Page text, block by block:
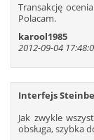
625
626
631
637
638
Transakcję
Polacam.
karool1985
2012-09-04
Interfejs
Jak zwykle
obsługa, szybka